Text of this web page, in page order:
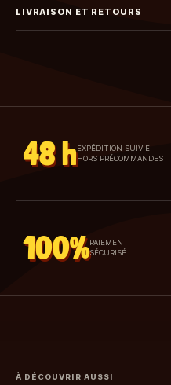
LIVRAISON ET RETOURS
48 h EXPÉDITION SUIVIE
HORS PRÉCOMMANDES
100% PAIEMENT
SÉCURISÉ
À DÉCOUVRIR AUSSI